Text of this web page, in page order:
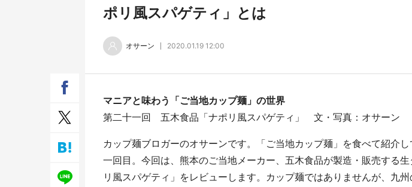
九州 福
鳥取・境港「ゲゲゲの妖怪楽園」限定
だった鬼太郎グッズ買える 銀座・博
ラプラス・ダークネスが栃木県を征
服！？ 県公式プロモ動画で「聖地」
もっと
ポリ風スパゲティ」とは
オサーン 2020.01.19 12:00
マニアと味わう「ご当地カップ麺」の世界
第二十一回 五木食品「ナポリ風スパゲティ」 文・写真：オサーン
カップ麺ブロガーのオサーンです。「ご当地カップ麺」を食べて紹介
一回目。今回は、熊本のご当地メーカー、五木食品が製造・販売する
リ風スパゲティ」をレビューします。カップ麺ではありませんが、九